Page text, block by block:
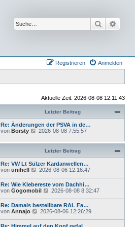
Suche
Anmelden
Registrieren
Aktuelle Zeit: 2026-08-08 12:11:43
Letzter Beitrag
Re: Änderungen der PSVA in de…
von Borsty
N
u
t
e
B
e
i
r
a
g
2026-08-08 7:55:57
Letzter Beitrag
Re: VW Lt Sülzer Kardanwellen…
von unihell
N
e
s
t
e
r
e
2026-08-06 12:16:47
Re: Wie Klebereste vom Dachhi…
von Gogomobil
N
u
e
s
t
2026-08-08 8:32:47
Re: Damals bestellbare RAL Fa…
von Annajo
N
u
2026-08-06 12:26:29
Re: Himmel auf den Kopf gefal…